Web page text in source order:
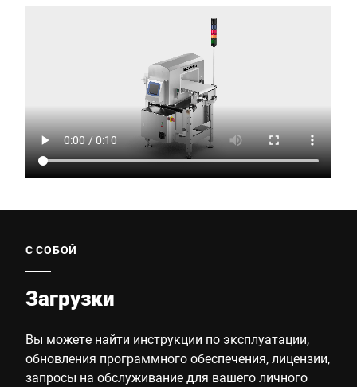
С СОБОЙ
Загрузки
Вы можете найти инструкции по эксплуатации,
обновления программного обеспечения, лицензии,
запросы на обслуживание для вашего личного